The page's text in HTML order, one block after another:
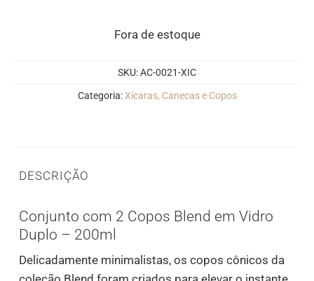
Fora de estoque
SKU:AC-0021-XIC
Categoria:Xícaras, Canecas e Copos
DESCRIÇÃO
Conjunto com 2 Copos Blend em Vidro
Duplo – 200ml
Delicadamente minimalistas, os copos cônicos da